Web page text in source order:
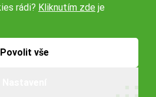
rádi? Kliknutím zde je
Povolit vše